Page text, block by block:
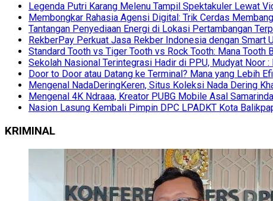
Legenda Putri Karang Melenu Tampil Spektakuler Lewat
Membongkar Rahasia Agensi Digital: Trik Cerdas
Tantangan Penyediaan Energi di Lokasi Pertambangan
RekberPay Perkuat Jasa Rekber Indonesia dengan Smart
Standard Tooth vs Tiger Tooth vs Rock Tooth: Mana Tooth
Sekolah Nasional Terintegrasi Hadir di PPU, Mudyat Noor
Door to Door atau Datang ke Terminal? Mana yang Lebih
Mengenal NadaDeringKeren, Situs Koleksi Nada Dering
Mengenal 4K Ndraaa, Kreator PUBG Mobile Asal
Nasion Lasung Kembali Pimpin DPC LPADKT Kota
KRIMINAL